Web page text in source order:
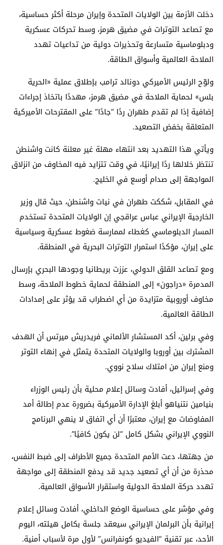
دخلت الأزمة بين الولايات المتحدة وإيران مرحلة أكثر حساسية،
مع تصاعد التوترات في مضيق هرمز، وسط تحركات عسكرية
ودبلوماسية متسارعة وتحذيرات دولية من تداعيات تهدد
الملاحة العالمية وأسواق الطاقة.
ولوّح الرئيس الأميركي دونالد ترامب بإطلاق عملية «الحرية
بلس» لحماية الملاحة في مضيق هرمز، مهددًا باتخاذ إجراءات
إضافية إذا لم تقدم طهران ردًا “جادًا” على المقترحات الأميركية
المتعلقة بخفض التصعيد.
ويأتي هذا التهديد بعد انتهاء مهلة غير معلنة كانت واشنطن
تنتظر خلالها ردًا إيرانيًا، في وقت تتزايد فيه المخاوف من انزلاق
المواجهة إلى صدام أوسع في الخليج.
في المقابل، شككت طهران في نيات واشنطن، حيث قال وزير
الخارجية الإيراني عباس عراقجي إن الولايات المتحدة تستخدم
المسار الدبلوماسي كغطاء لممارسة ضغوط عسكرية وسياسية
على إيران، مؤكدًا استمرار التوترات البحرية في المنطقة.
ومع تصاعد القلق الدولي، عززت بريطانيا وجودها البحري بإرسال
المدمرة «دراجون» إلى المنطقة لحماية خطوط الملاحة، وسط
مخاوف أوروبية متزايدة من أي اضطراب قد يؤثر على إمدادات
الطاقة العالمية.
وفي برلين، أكد المستشار الألماني فريدريش ميرتس أن الهدف
المشترك بين أوروبا والولايات المتحدة يتمثل في إنهاء التوتر
ومنع إيران من امتلاك سلاح نووي.
وفي إسرائيل، أفادت وسائل إعلام محلية بأن رئيس الوزراء
بنيامين نتنياهو أبلغ الإدارة الأميركية بضرورة عدم إطالة أمد
المفاوضات مع إيران، معتبرًا أن أي اتفاق لا ينهي البرنامج
النووي الإيراني بشكل كامل “لن يكون كافيًا”.
من جهتها، دعت الأمم المتحدة جميع الأطراف إلى ضبط النفس،
محذرة من أن أي تصعيد جديد قد يدفع المنطقة إلى مواجهة
تهدد حركة الملاحة الدولية واستقرار الأسواق العالمية.
وفي مؤشر على حساسية الوضع الداخلي، أفادت وسائل إعلام
إيرانية بأن البرلمان الإيراني سيعقد جلسة بكامل هيئته، اليوم
الأحد، عبر تقنية “الفيديو كونفرانس” لأول مرة لأسباب أمنية.